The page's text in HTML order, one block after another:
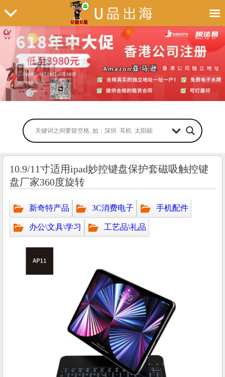
10.9/11寸适用ipad妙控键盘保护套磁吸触控键
盘厂家360度旋转
新奇特产品 3C消费电子 手机配件
办公\文具\学习 工艺品\礼品